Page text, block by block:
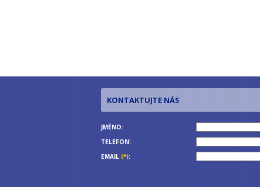
JMÉNO:
TELEFON:
EMAIL (*):